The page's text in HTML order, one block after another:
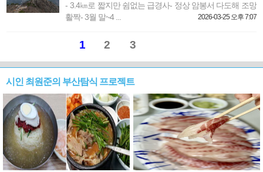
- 3.4㎞로 짧지만 쉼없는 급경사- 정상 암봉서 다도해 조망
활짝- 3월 말~4 ...
2026-03-25 오후 7:07
1 2 3
시인 최원준의 부산탐식 프로젝트